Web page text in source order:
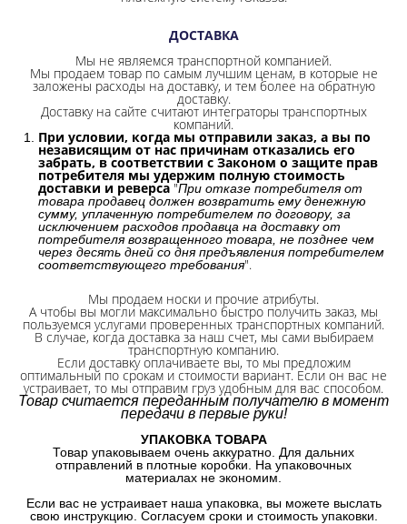
ДОСТАВКА
Мы не являемся транспортной компанией.
Мы продаем товар по самым лучшим ценам, в которые не
заложены расходы на доставку, и тем более на обратную
доставку.
Доставку на сайте считают интеграторы транспортных
компаний.
При условии, когда мы отправили заказ, а вы по
независящим от нас причинам отказались его
забрать, в соответствии с Законом о защите прав
потребителя мы удержим полную стоимость
доставки и реверса "При отказе потребителя от
товара продавец должен возвратить ему денежную
сумму, уплаченную потребителем по договору, за
исключением расходов продавца на доставку от
потребителя возвращенного товара, не позднее чем
через десять дней со дня предъявления потребителем
соответствующего требования".
Мы продаем носки и прочие атрибуты.
А чтобы вы могли максимально быстро получить заказ, мы
пользуемся услугами проверенных транспортных компаний.
В случае, когда доставка за наш счет, мы сами выбираем
транспортную компанию.
Если доставку оплачиваете вы, то мы предложим
оптимальный по срокам и стоимости вариант. Если он вас не
устраивает, то мы отправим груз удобным для вас способом.
Товар считается переданным получателю в момент
передачи в первые руки!
УПАКОВКА ТОВАРА
Товар упаковываем очень аккуратно. Для дальних
отправлений в плотные коробки. На упаковочных
материалах не экономим.
Если вас не устраивает наша упаковка, вы можете выслать
свою инструкцию. Согласуем сроки и стоимость упаковки.